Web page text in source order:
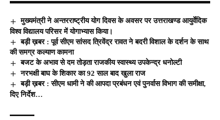
मुख्यमंत्री ने अन्तरराष्ट्रीय योग दिवस के अवसर पर उत्तराखण्ड आयुर्वेदिक
विश्व विद्यालय परिसर में योगाभ्यास किया।
बड़ी ख़बर : पूर्व सीएम सांसद त्रिवेंद्र रावत ने बदरी विशाल के दर्शन के साथ
की समग्र कल्याण कामना
बजट के अभाव से दम तोड़ता राजकीय स्वास्थ्य उपकेन्द्र धनोल्टी
नरभक्षी बाघ के शिकार का 92 साल बाद खुला राज
बड़ी ख़बर : सीएम धामी ने की आपदा प्रबंधन एवं पुनर्वास विभाग की समीक्षा,
दिए निर्देश…